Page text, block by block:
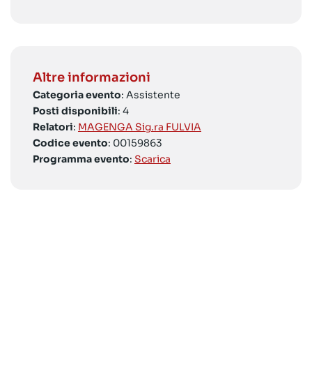
Altre informazioni
Categoria evento: Assistente
Posti disponibili: 4
Relatori: MAGENGA Sig.ra FULVIA
Codice evento: 00159863
Programma evento: Scarica